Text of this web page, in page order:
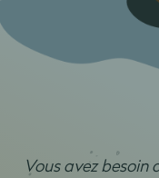
Vous avez